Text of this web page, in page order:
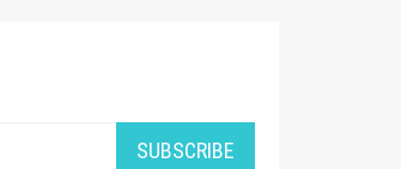
SUBSCRIBE